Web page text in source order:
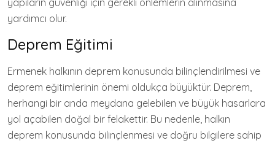
yapıların güvenliği için gerekli önlemlerin alınmasına
yardımcı olur.
Deprem Eğitimi
Ermenek halkının deprem konusunda bilinçlendirilmesi ve
deprem eğitimlerinin önemi oldukça büyüktür. Deprem,
herhangi bir anda meydana gelebilen ve büyük hasarlara
yol açabilen doğal bir felakettir. Bu nedenle, halkın
deprem konusunda bilinçlenmesi ve doğru bilgilere sahip